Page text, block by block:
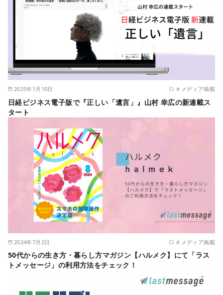
2025年1月10日 ＃メディア掲載
日経ビジネス電子版で『正しい「遺言」』山村 幸広の新連載ス
タート
2024年7月2日 ＃メディア掲載
50代からの生き方・暮らし方マガジン【ハルメク】にて「ラス
トメッセージ」の利用方法をチェック！